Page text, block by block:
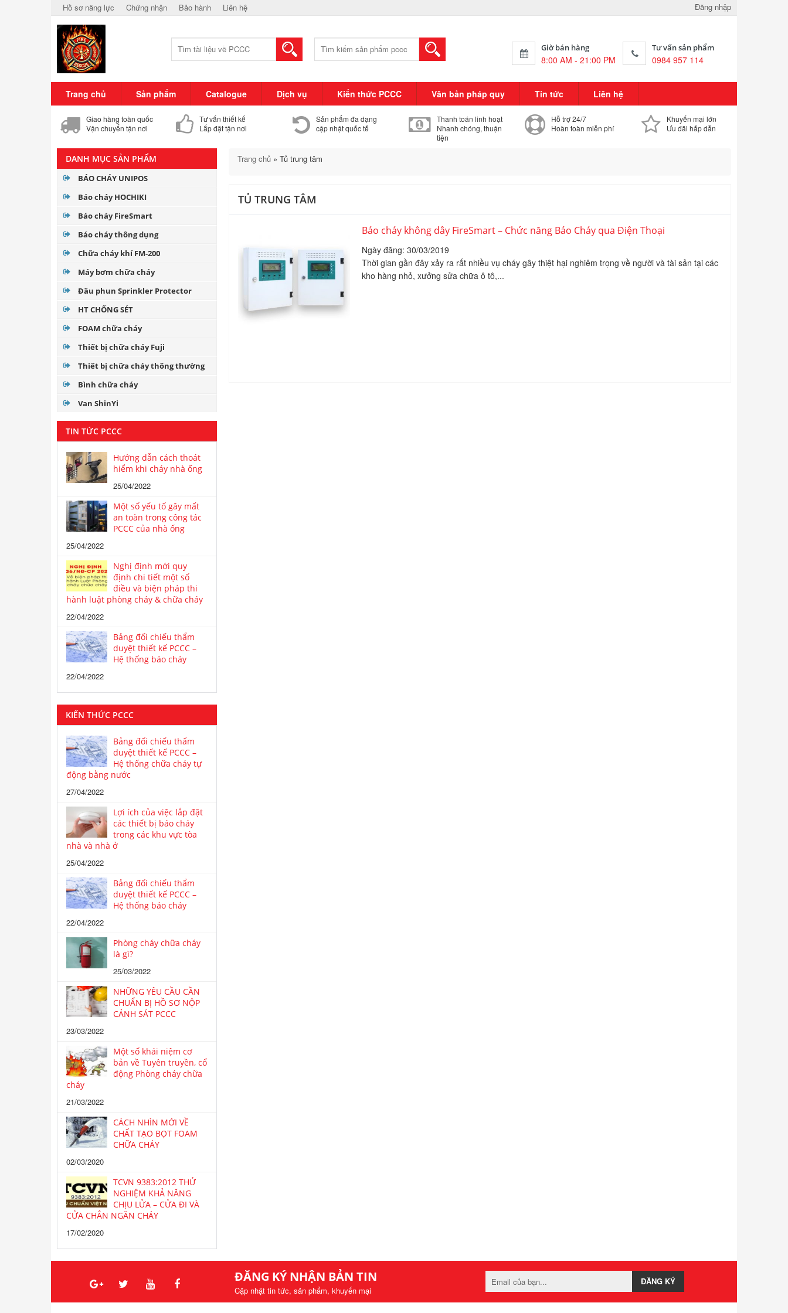
Hồ sơ năng lực Chứng nhận Bảo hành Liên hệ Đăng nhập
kiếm:
Giờ bán hàng
8:00 AM - 21:00 PM
Tư vấn sản phẩm
0984 957 114
Trang chủ Sản phẩm Catalogue Dịch vụ Kiến thức PCCC Văn bản pháp quy Tin tức Liên hệ
Giao hàng toàn quốc
Vận chuyển tận nơi
Tư vấn thiết kế
Lắp đặt tận nơi
Sản phẩm đa dạng
cập nhật quốc tế
Thanh toán linh hoạt
Nhanh chóng, thuận
tiện
Hỗ trợ 24/7
Hoàn toàn miễn phí
Khuyến mại lớn
Ưu đãi hấp dẫn
DANH MỤC SẢN PHẨM
BÁO CHÁY UNIPOS
Báo cháy HOCHIKI
Báo cháy FireSmart
Báo cháy thông dụng
Chữa cháy khí FM-200
Máy bơm chữa cháy
Đầu phun Sprinkler Protector
HT CHỐNG SÉT
FOAM chữa cháy
Thiết bị chữa cháy Fuji
Thiết bị chữa cháy thông thường
Bình chữa cháy
Van ShinYi
TIN TỨC PCCC
Hướng dẫn cách thoát
hiểm khi cháy nhà ống
25/04/2022
Một số yếu tố gây mất
an toàn trong công tác
PCCC của nhà ống
25/04/2022
Nghị định mới quy
định chi tiết một số
điều và biện pháp thi
hành luật phòng cháy & chữa cháy
22/04/2022
Bảng đối chiếu thẩm
duyệt thiết kế PCCC –
Hệ thống báo cháy
22/04/2022
KIẾN THỨC PCCC
Bảng đối chiếu thẩm
duyệt thiết kế PCCC –
Hệ thống chữa cháy tự
động bằng nước
27/04/2022
Lợi ích của việc lắp đặt
các thiết bị báo cháy
trong các khu vực tòa
nhà và nhà ở
25/04/2022
Bảng đối chiếu thẩm
duyệt thiết kế PCCC –
Hệ thống báo cháy
22/04/2022
Phòng cháy chữa cháy
là gì?
25/03/2022
NHỮNG YÊU CẦU CẦN
CHUẨN BỊ HỒ SƠ NỘP
CẢNH SÁT PCCC
23/03/2022
Một số khái niệm cơ
bản về Tuyên truyền, cổ
động Phòng cháy chữa
cháy
21/03/2022
CÁCH NHÌN MỚI VỀ
CHẤT TẠO BỌT FOAM
CHỮA CHÁY
02/03/2020
TCVN 9383:2012 THỬ
NGHIỆM KHẢ NĂNG
CHỊU LỬA – CỬA ĐI VÀ
CỬA CHẮN NGĂN CHÁY
17/02/2020
Trang chủ» Tủ trung tâm
TỦ TRUNG TÂM
Báo cháy không dây FireSmart – Chức năng Báo Cháy qua Điện Thoại
Ngày đăng: 30/03/2019
Thời gian gần đây xảy ra rất nhiều vụ cháy gây thiệt hại nghiêm trọng về người và tài sản tại các
kho hàng nhỏ, xưởng sửa chữa ô tô,...
ĐĂNG KÝ NHẬN BẢN TIN
Cập nhật tin tức, sản phẩm, khuyến mại
ĐĂNG KÝ